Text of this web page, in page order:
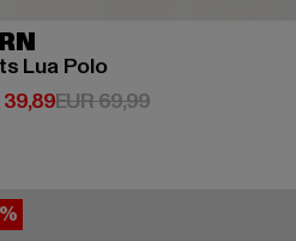
Lua Polo
39,89
prijs: EUR 39,89
EUR 69,99Actieprijs: EUR